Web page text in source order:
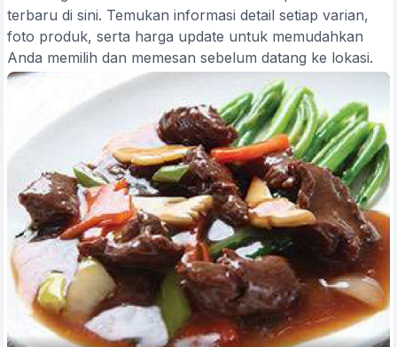
terbaru di sini. Temukan informasi detail setiap varian,
foto produk, serta harga update untuk memudahkan
Anda memilih dan memesan sebelum datang ke lokasi.